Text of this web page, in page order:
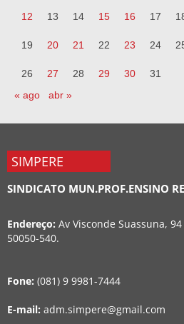
12 13 14 15 16 17
19 20 21 22 23 24
26 27 28 29 30
31
« ago
abr »
SIMPERE
SINDICATO MUN.PROF.ENSINO
Endereço: Av Visconde Suassuna,
50050-540.
Fone: (081) 9 9981-7444
E-mail: adm.simpere@gmail.com